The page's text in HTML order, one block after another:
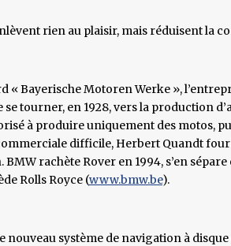
rien au plaisir, mais réduisent la
« Bayerische Motoren Werke »,
tourner, en 1928, vers la production
à produire uniquement des motos,
difficile, Herbert Quandt
rachète Rover en 1994, s’en sépare
Rolls Royce (www.bmw.be).
nouveau système de navigation à